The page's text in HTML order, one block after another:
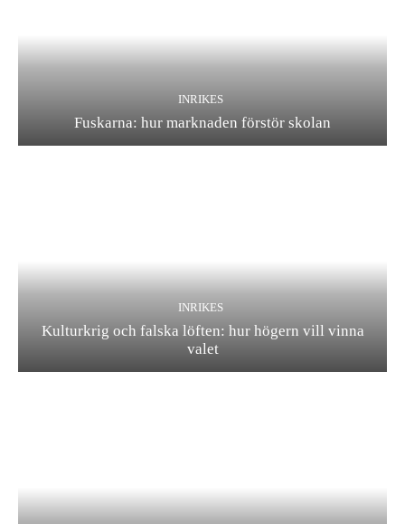
INRIKES
Fuskarna: hur marknaden förstör skolan
INRIKES
Kulturkrig och falska löften: hur högern vill vinna
valet